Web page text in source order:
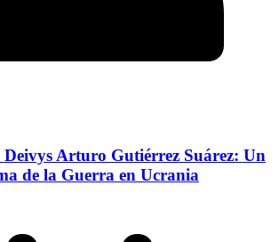
Arturo Gutiérrez Suárez: Un
de la Guerra en Ucrania